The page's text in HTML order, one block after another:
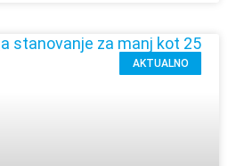
AKTUALNO